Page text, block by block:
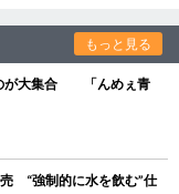
もっと見る
が大集合 「んめぇ青
“強制的に水を飲む”仕